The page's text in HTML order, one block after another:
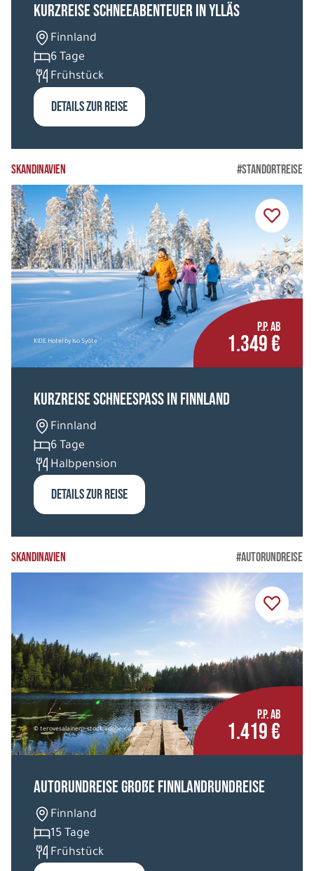
Kurzreise Schneeabenteuer in Ylläs
Finnland
6 Tage
Frühstück
DETAILS ZUR REISE
SKANDINAVIEN #STANDORTREISE
KIDE Hotel by Iso Syöte
P.P. AB
1.349 €
Kurzreise Schneespass in Finnland
Finnland
6 Tage
Halbpension
DETAILS ZUR REISE
SKANDINAVIEN #AUTORUNDREISE
© terovesalainen - stock.adobe.com
P.P. AB
1.419 €
Autorundreise Große Finnlandrundreise
Finnland
15 Tage
Frühstück